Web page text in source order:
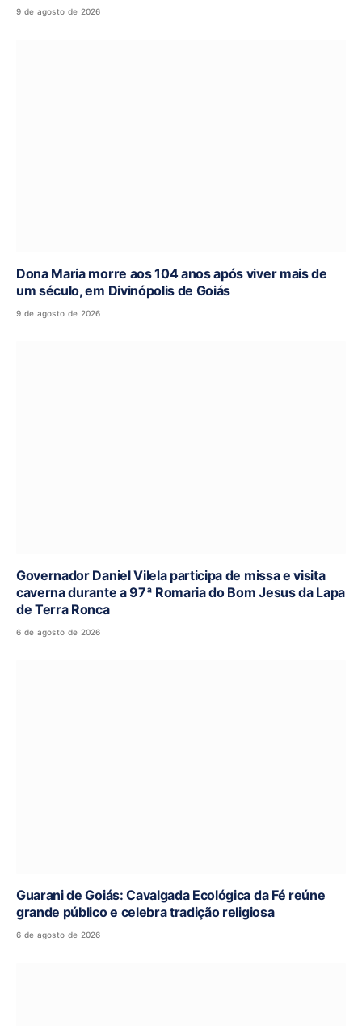
9 de agosto de 2026
Dona Maria morre aos 104 anos após viver mais de
um século, em Divinópolis de Goiás
9 de agosto de 2026
Governador Daniel Vilela participa de missa e visita
caverna durante a 97ª Romaria do Bom Jesus da Lapa
de Terra Ronca
6 de agosto de 2026
Guarani de Goiás: Cavalgada Ecológica da Fé reúne
grande público e celebra tradição religiosa
6 de agosto de 2026